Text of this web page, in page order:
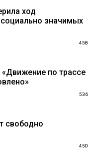
ход
социально значимых
458
по трассе
536
свободно
450